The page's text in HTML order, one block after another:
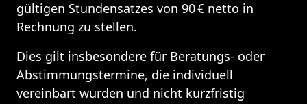
gültigen Stundensatzes von 90 € netto in
Rechnung zu stellen.
Dies gilt insbesondere für Beratungs- oder
Abstimmungstermine, die individuell
vereinbart wurden und nicht kurzfristig